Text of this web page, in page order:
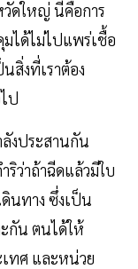
ดใหญ่ นี่คือการ
ได้ไม่ไปแพร่เชื้อ
สิ่งที่เราต้อง
ป
งประสานกัน
ว่าถ้าฉีดแล้วมีใบ
นทาง ซึ่งเป็น
กัน ตนได้ให้
เทศ และหน่วย